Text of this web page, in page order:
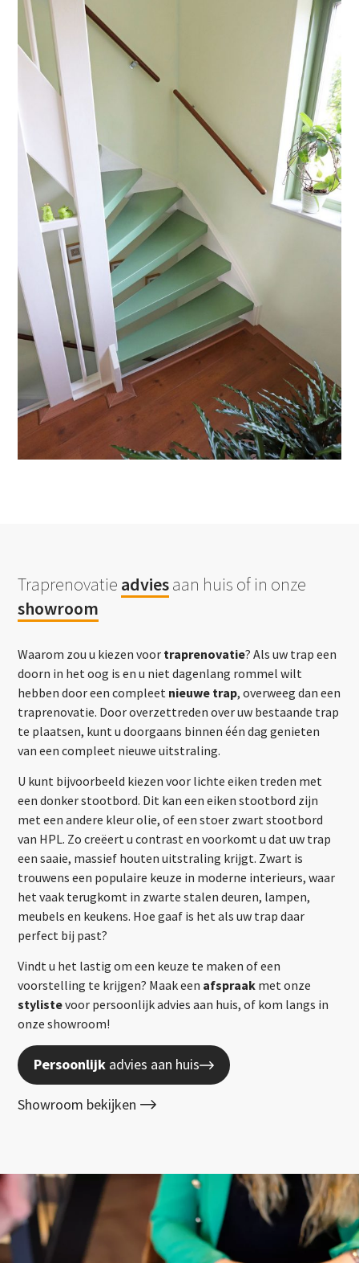
Traprenovatie adviesaan huis of in onze
showroom
Waarom zou u kiezen voor traprenovatie? Als uw trap een
doorn in het oog is en u niet dagenlang rommel wilt
hebben door een compleet nieuwe trap, overweeg dan een
traprenovatie. Door overzettreden over uw bestaande trap
te plaatsen, kunt u doorgaans binnen één dag genieten
van een compleet nieuwe uitstraling.
U kunt bijvoorbeeld kiezen voor lichte eiken treden met
een donker stootbord. Dit kan een eiken stootbord zijn
met een andere kleur olie, of een stoer zwart stootbord
van HPL. Zo creëert u contrast en voorkomt u dat uw trap
een saaie, massief houten uitstraling krijgt. Zwart is
trouwens een populaire keuze in moderne interieurs, waar
het vaak terugkomt in zwarte stalen deuren, lampen,
meubels en keukens. Hoe gaaf is het als uw trap daar
perfect bij past?
Vindt u het lastig om een keuze te maken of een
voorstelling te krijgen? Maak een afspraak met onze
stylistevoor persoonlijk advies aan huis, of kom langs in
onze showroom!
Persoonlijk advies aan huis
Showroom bekijken